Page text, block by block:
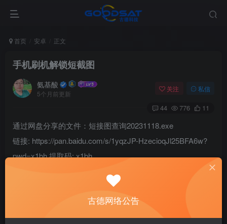
首页 安卓 正文
手机刷机解锁短截图
氨基酸
5个月前更新
关注 私信
44 776 11
通过网盘分享的文件：短接图查询20231118.exe
链接: https://pan.baidu.com/s/1yqzJP-HzecioqJl25BFA6w?
pwd=x1bh 提取码: x1bh
修改版本苹果安卓及电脑软件，加群提示为修改者自留，
本网站部分资源来源于网络，仅供大家学习与参考，请于下载后24
小时内删除；
古德网络公告